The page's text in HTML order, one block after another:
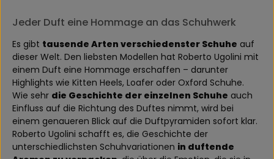
Jeder Duft eine Hommage an das Schuhwerk
Es gibt tausende Arten verschiedenster Schuhe auf
dieser Welt. Den liebsten Modellen hat Roberto Ugolini mit
einem Duft eine Hommage erschaffen – darunter
Highlights wie Kitten Heels, Loafer oder Oxford Schuhe.
Wie sehr die Geschichte der einzelnen Schuhe auch
Einfluss auf die Richtung des Duftes nimmt, wird bei
einem genaueren Blick auf die Duftpyramiden sofort klar.
Roberto Ugolini schafft es, die Geschichte der
unterschiedlichsten Schuhvariationen in duftende